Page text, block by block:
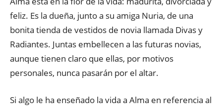
feliz. Es la dueña, junto a su amiga Nuria, de una
bonita tienda de vestidos de novia llamada Divas y
Radiantes. Juntas embellecen a las futuras novias,
aunque tienen claro que ellas, por motivos
personales, nunca pasarán por el altar.
Si algo le ha enseñado la vida a Alma en referencia al